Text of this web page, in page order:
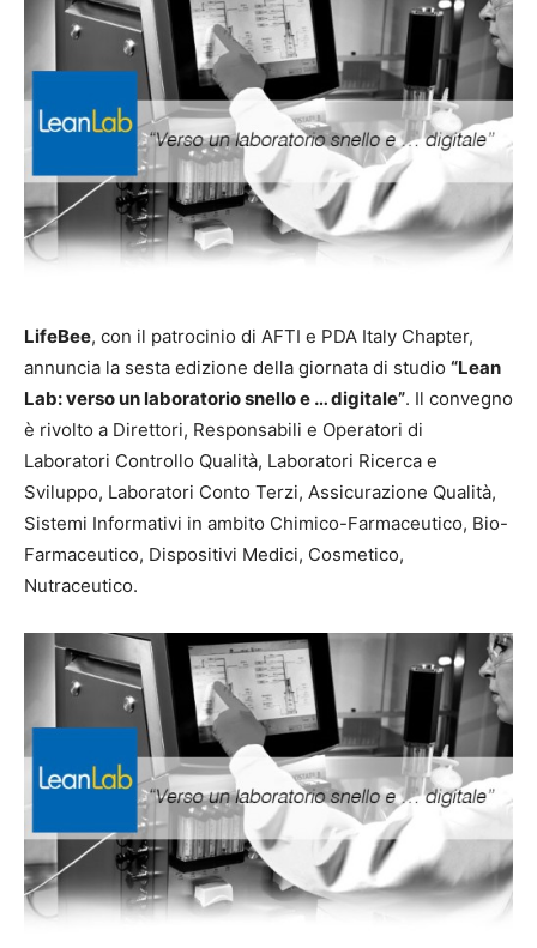
LifeBee, con il patrocinio di AFTI e PDA Italy Chapter,
annuncia la sesta edizione della giornata di studio “Lean
Lab: verso un laboratorio snello e … digitale”. Il convegno
è rivolto a Direttori, Responsabili e Operatori di
Laboratori Controllo Qualità, Laboratori Ricerca e
Sviluppo, Laboratori Conto Terzi, Assicurazione Qualità,
Sistemi Informativi in ambito Chimico-Farmaceutico, Bio-
Farmaceutico, Dispositivi Medici, Cosmetico,
Nutraceutico.